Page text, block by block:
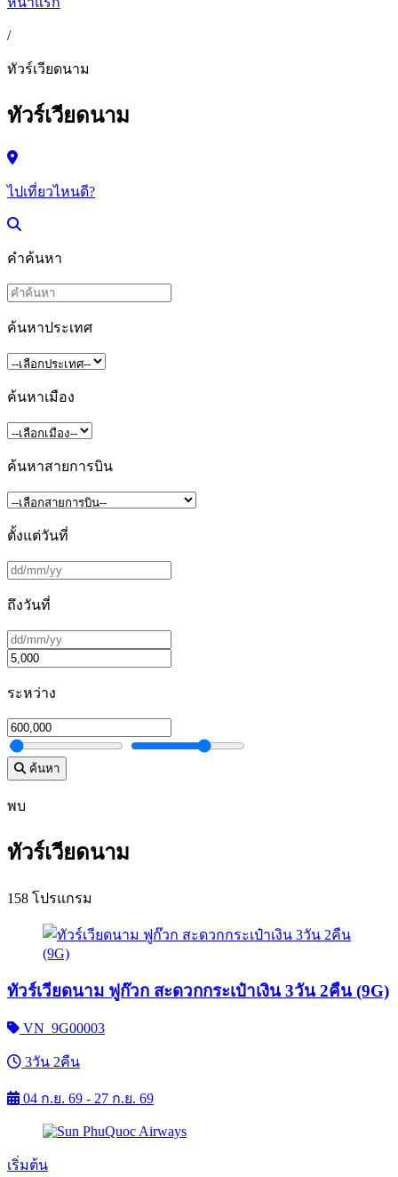
/
ทัวร์เวียดนาม
ทัวร์เวียดนาม
ไปเที่ยวไหนดี?
คำค้นหา
ค้นหาประเทศ
ค้นหาเมือง
ค้นหาสายการบิน
ตั้งแต่วันที่
ถึงวันที่
ระหว่าง
ค้นหา
พบ
ทัวร์เวียดนาม
158 โปรแกรม
ทัวร์เวียดนาม ฟูก๊วก สะดวกกระเป๋าเงิน 3วัน 2คืน (9G)
VN_9G00003
3วัน 2คืน
04 ก.ย. 69 - 27 ก.ย. 69
เริ่มต้น